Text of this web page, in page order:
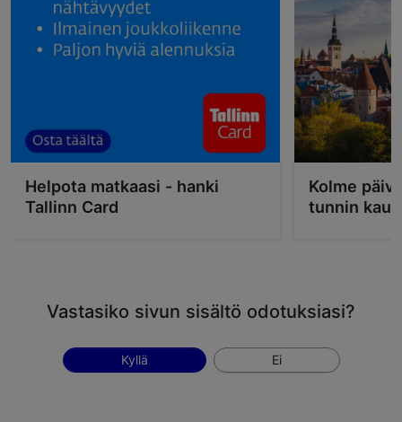
Helpota matkaasi - hanki
Tallinn Card
Kolme
tunnin
Vastasiko sivun sisältö odotuksiasi?
Kyllä Ei